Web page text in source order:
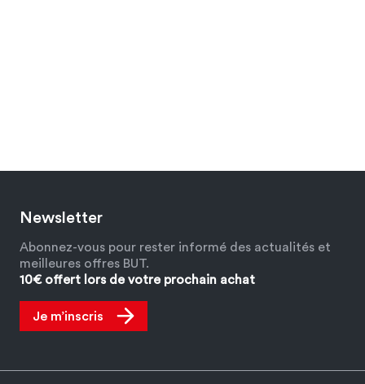
Newsletter
Abonnez-vous pour rester informé des actualités et
meilleures offres BUT.
10€ offert lors de votre prochain achat
Je m’inscris